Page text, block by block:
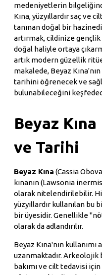
medeniyetlerin
Kına, yüzyıllardır saç ve
tanınan doğal bir
artırmak, cildinize
doğal haliyle ortaya
artık modern güzellik
makalede, Beyaz
tarihini öğrenecek ve
bulunabileceğini
Beyaz
ve Tarihi
Beyaz Kına (Cassia
kınanın (Lawsonia
olarak nitelendirilebilir.
yüzyıllardır kullanılan bu
bir üyesidir. Genellikle
olarak da adlandırılır.
Beyaz Kına'nın kullanımı
uzanmaktadır. Arkeolojik
bakımı ve cilt tedavisi